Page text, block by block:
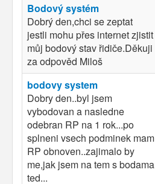
Bodový systém
Dobrý den,chci se zeptat
jestli mohu přes internet zjistit
můj bodový stav řidiče.Děkuji
za odpověd Miloš
bodovy system
Dobry den..byl jsem
vybodovan a nasledne
odebran RP na 1 rok...po
splneni vsech podminek mam
RP obnoven..zajimalo by
me,jak jsem na tem s bodama
ted...